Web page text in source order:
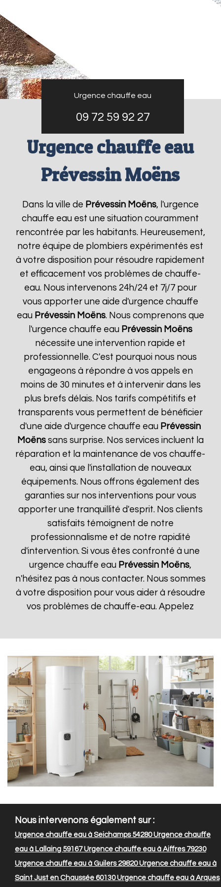
Urgence chauffe eau
09 72 59 92 27
Urgence chauffe eau
Prévessin Moëns
Dans la ville de Prévessin Moëns, l'urgence
chauffe eau est une situation couramment
rencontrée par les habitants. Heureusement,
notre équipe de plombiers expérimentés est
à votre disposition pour résoudre rapidement
et efficacement vos problèmes de chauffe-
eau. Nous intervenons 24h/24 et 7j/7 pour
vous apporter une aide d'urgence chauffe
eau Prévessin Moëns. Nous comprenons que
l'urgence chauffe eau Prévessin Moëns
nécessite une intervention rapide et
professionnelle. C'est pourquoi nous nous
engageons à répondre à vos appels en
moins de 30 minutes et à intervenir dans les
plus brefs délais. Nos tarifs compétitifs et
transparents vous permettent de bénéficier
d'une aide d'urgence chauffe eau Prévessin
Moënssans surprise. Nos services incluent la
réparation et la maintenance de vos chauffe-
eau, ainsi que l'installation de nouveaux
équipements. Nous offrons également des
garanties sur nos interventions pour vous
apporter une tranquillité d'esprit. Nos clients
satisfaits témoignent de notre
professionnalisme et de notre rapidité
d'intervention. Si vous êtes confronté à une
urgence chauffe eau Prévessin Moëns,
n'hésitez pas à nous contacter. Nous sommes
à votre disposition pour vous aider à résoudre
vos problèmes de chauffe-eau. Appelez
Nous intervenons également sur :
Urgence chauffe eau à Seichamps 54280Urgence chauffe
eau à Lallaing 59167Urgence chauffe eau à Aiffres 79230
Urgence chauffe eau à Guilers 29820Urgence chauffe eau à
Saint Just en Chaussée 60130Urgence chauffe eau à Arques